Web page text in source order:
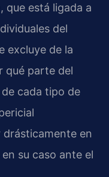
que está ligada a
del
excluye de la
qué parte del
cada tipo de
en
su caso ante el